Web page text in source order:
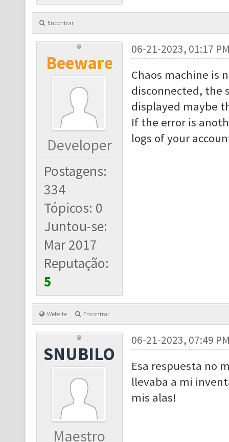
Encontrar
Beeware
Developer
Postagens:
334
Tópicos: 0
Juntou-se:
Mar 2017
Reputação:
5
06-21-2023, 01:17
Chaos machine is
disconnected, the
displayed maybe
If the error is
logs of your
Website Encontrar
SNUBILO
Maestro
06-21-2023, 07:49
Esa respuesta no
llevaba a mi
mis alas!